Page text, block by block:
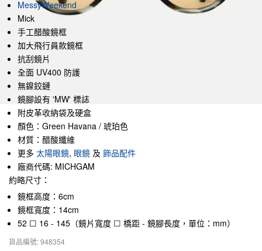
MessyWeekend
Mick
手工醋酸鏡框
加大飛行員款鏡框
抗刮鏡片
全面 UV400 防護
無鎳鉸鏈
鏡腳設有 'MW' 標誌
附皮革收納袋及硬盒
顏色：Green Havana / 琥珀色
材質：醋酸纖維
更多 太陽眼鏡, 眼鏡 及 飾品配件
廠商代碼: MICHGAM
約略尺寸：
鏡框高度：6cm
鏡框寬度：14cm
52 ☐ 16 - 145（鏡片寬度 ☐ 橋距 - 鏡腳長度，單位：mm）
貨品編號: 948354